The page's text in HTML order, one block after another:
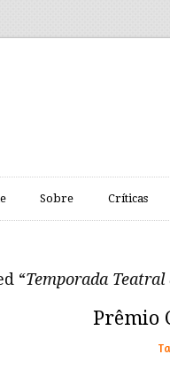
Sobre Críticas
“Temporada Teatral
Prêmio